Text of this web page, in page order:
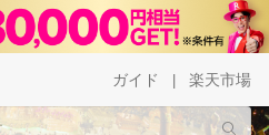
ガイド 楽天市場